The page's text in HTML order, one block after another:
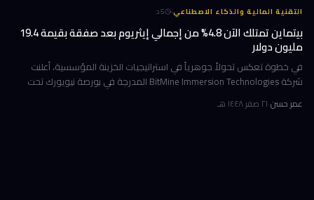
التقنية المالية والذكاء الاصطناعي·
5د
بيتماين تمتلك الآن 4.8% من إجمالي إيثريوم بعد صفقة بقيمة 19.4
مليون دولار
في خطوة تعكس تحولاً جوهرياً في استراتيجيات الخزينة المؤسسية، أعلنت
شركة BitMine Immersion Technologies المدرجة في بورصة نيويورك تحت
عمر حسن·٢١ صفر ١٤٤٨ هـ